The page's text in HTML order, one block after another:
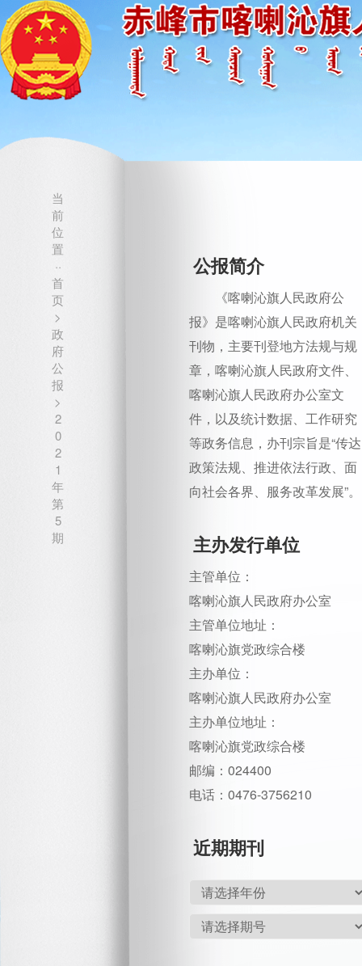
当
前
位
置
··
首
页
>
政
府
公
报
>
2
0
2
1
年
第
5
期
公报简介
《喀喇沁旗人民政府公
报》是喀喇沁旗人民政府机关
刊物，主要刊登地方法规与规
章，喀喇沁旗人民政府文件、
喀喇沁旗人民政府办公室文
件，以及统计数据、工作研究
等政务信息，办刊宗旨是“传达
政策法规、推进依法行政、面
向社会各界、服务改革发展”。
主办发行单位
主管单位：
喀喇沁旗人民政府办公室
主管单位地址：
喀喇沁旗党政综合楼
主办单位：
喀喇沁旗人民政府办公室
主办单位地址：
喀喇沁旗党政综合楼
邮编：024400
电话：0476-3756210
近期期刊